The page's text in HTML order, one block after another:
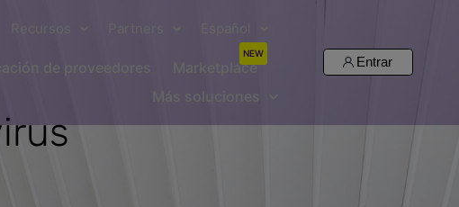
de proveedores Marketplace
NEW
Más soluciones
Entrar